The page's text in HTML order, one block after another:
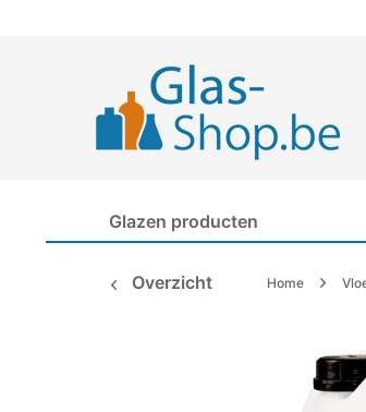
Glazen producten
Overzicht Home